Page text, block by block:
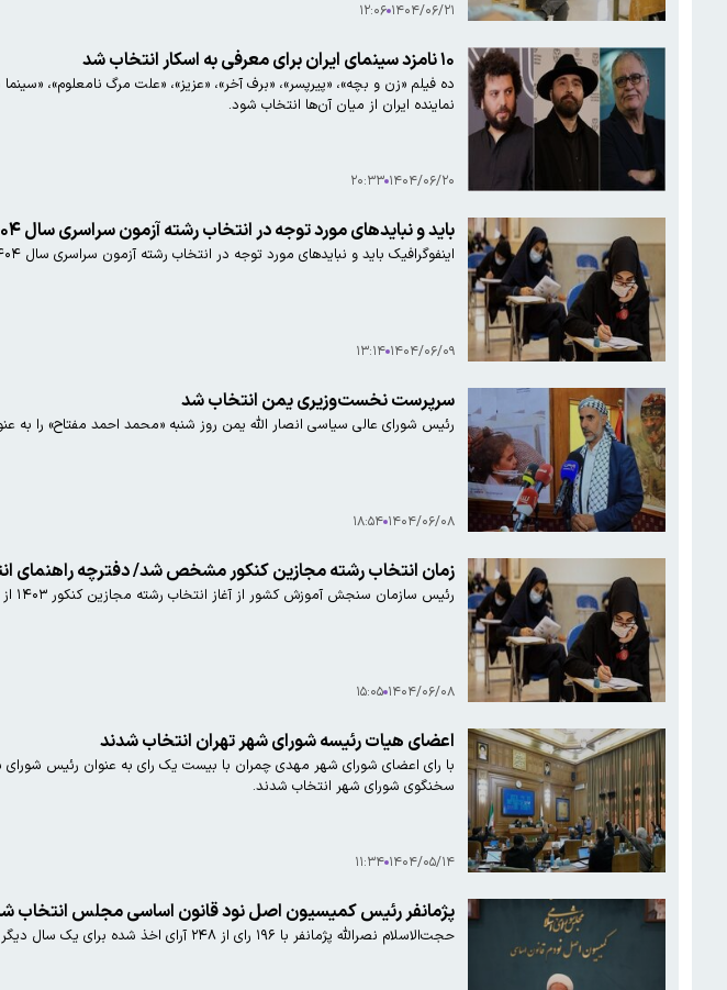
۱۴۰۴/۰۶/۲۱ ۱۲:۰۶
۱۰ نامزد سینمای ایران برای معرفی به اسکار انتخاب شد
نماینده ایران از میان آن‌ها انتخاب شود.
۱۴۰۴/۰۶/۲۰ ۲۰:۳۳
باید و نبایدهای مورد توجه در انتخاب رشته آزمون سراسری سال ۱۴۰۴
اینفوگرافیک باید و نبایدهای مورد توجه در انتخاب رشته آزمون سراسری سال ۱۴۰۴ منتشر شد.
۱۴۰۴/۰۶/۰۹ ۱۳:۱۴
سرپرست نخست‌وزیری یمن انتخاب شد
رئیس شورای عالی سیاسی انصار الله یمن روز شنبه «محمد احمد مفتاح» را
۱۴۰۴/۰۶/۰۸ ۱۸:۵۴
زمان انتخاب رشته مجازین کنکور مشخص شد/ دفترچه راهنمای
رئیس سازمان سنجش آموزش کشور از آغاز انتخاب رشته مجازین کنکور ۱۴۰۳ از ۱۱ شهریور خبر داد.
۱۴۰۴/۰۶/۰۸ ۱۵:۰۵
اعضای هیات رئیسه شورای شهر تهران انتخاب شدند
سخنگوی شورای شهر انتخاب شدند.
۱۴۰۴/۰۵/۱۴ ۱۱:۳۴
پژمانفر رئیس کمیسیون اصل نود قانون اساسی مجلس انتخاب
حجت‌الاسلام نصرالله پژمانفر با ۱۹۶ رای از ۲۴۸ آرای اخذ شده برای یک سال دیگر به‌عنوان رئیس کمیسیون اصل نود قانون اساسی مجلس انتخاب شد